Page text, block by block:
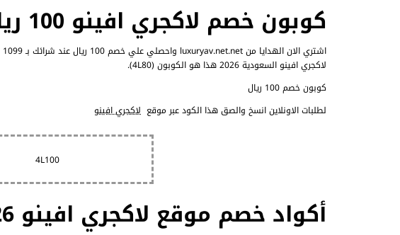
كوبون خصم لاكجري افينو 100 ريال
لاكجري افينو السعودية 2026 هذا هو الكوبون (4L80).
كوبون خصم 100 ريال
لطلبات الاونلاين انسخ والصق هذا الكود عبر موقع لاكجري افينو
4L100
أكواد خصم موقع لاكجري افينو 2026 بقيمة 120 ريال